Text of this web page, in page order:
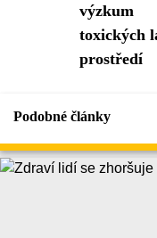
výzkum
toxických
prostředí
Podobné články